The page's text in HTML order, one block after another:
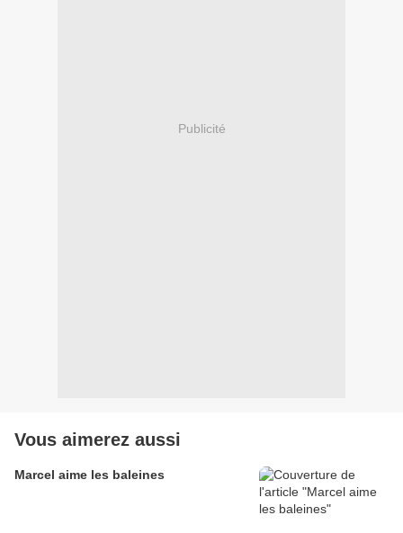
Publicité
Vous aimerez aussi
Marcel aime les baleines